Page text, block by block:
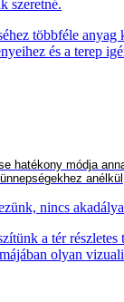
szeretné.
többféle
és a terep
hatékony módja
nincs
a tér
olyan